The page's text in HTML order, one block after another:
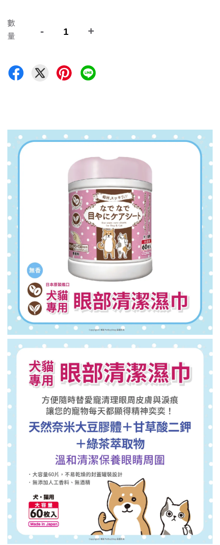
數
量
- +